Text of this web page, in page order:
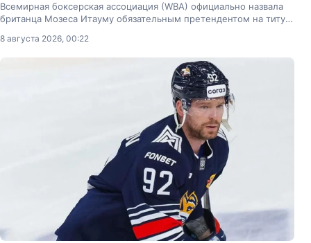
Всемирная боксерская ассоциация (WBA) официально назвала
британца Мозеса Итауму обязательным претендентом на титул
Гассиев.
8 августа 2026, 00:22